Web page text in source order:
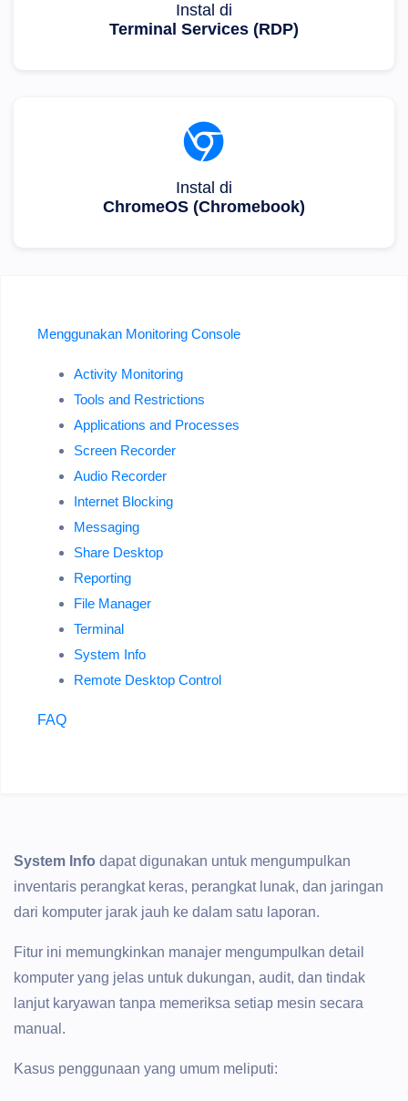
Instal di
Terminal Services (RDP)
Instal di
ChromeOS (Chromebook)
Menggunakan Monitoring Console
Activity Monitoring
Tools and Restrictions
Applications and Processes
Screen Recorder
Audio Recorder
Internet Blocking
Messaging
Share Desktop
Reporting
File Manager
Terminal
System Info
Remote Desktop Control
FAQ
System Info dapat digunakan untuk mengumpulkan
inventaris perangkat keras, perangkat lunak, dan jaringan
dari komputer jarak jauh ke dalam satu laporan.
Fitur ini memungkinkan manajer mengumpulkan detail
komputer yang jelas untuk dukungan, audit, dan tindak
lanjut karyawan tanpa memeriksa setiap mesin secara
manual.
Kasus penggunaan yang umum meliputi: